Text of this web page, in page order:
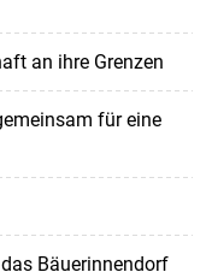
an ihre Grenzen
für eine
Bäuerinnendorf